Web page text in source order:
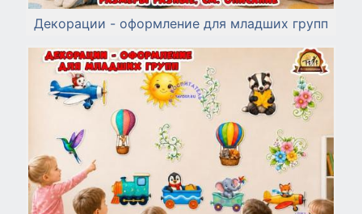
Декорации - оформление для младших групп